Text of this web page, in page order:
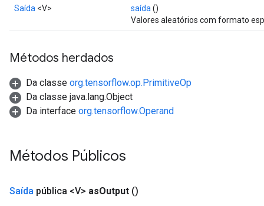
Saída <V> saída ()
Valores aleatórios com formato
Métodos herdados
Da classe org.tensorflow.op.PrimitiveOp
Da classe java.lang.Object
Da interface org.tensorflow.Operand
Métodos Públicos
Saída pública <V> asOutput ()